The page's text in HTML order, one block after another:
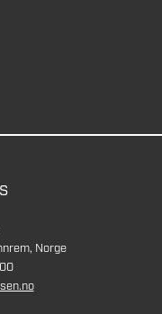
Norge